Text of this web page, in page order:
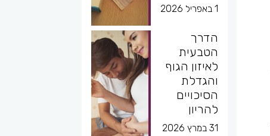
1 באפריל 2026
הדרך
הטבעית
לאיזון הגוף
והגדלת
הסיכויים
להריון
31 במרץ 2026